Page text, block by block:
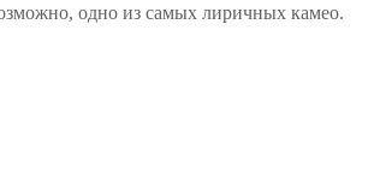
одно из самых лиричных камео.